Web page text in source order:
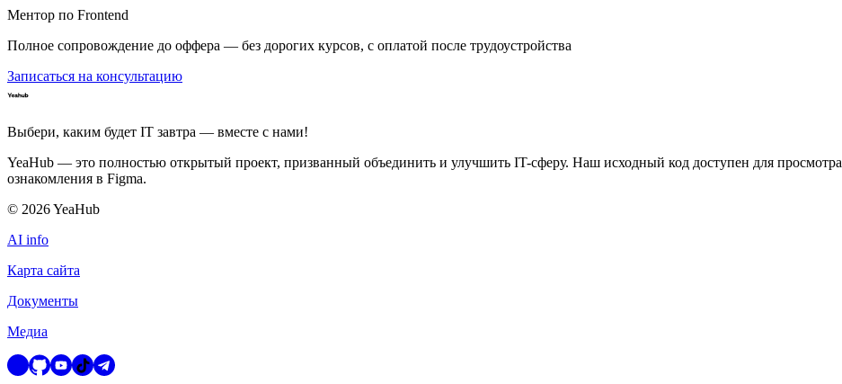
Ментор по Frontend
Полное сопровождение до оффера — без дорогих курсов, с оплатой после трудоустройства
Записаться на консультацию
Выбери, каким будет IT завтра — вместе c нами!
YeaHub — это полностью открытый проект, призванный объединить и улучшить IT-сферу. Наш исходный код доступен для
ознакомления в Figma.
© 2026YeaHub
AI info
Карта сайта
Документы
Медиа